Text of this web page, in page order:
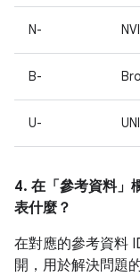
N-
B-
U-
4. 在「參考資料」
表什麼？
在對應的參考資料
開，用於解決問題